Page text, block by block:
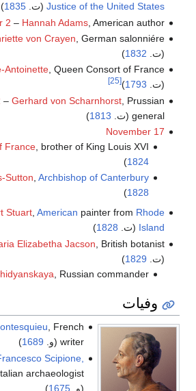
Justice of the United States (ت.1835
)
2 – Hannah Adams, American author (ت.
von Crayen , German salonniére
(ت. 1832
)
Antoinette, Queen Consort of France
(ت. 1793
)
[25]
– Gerhard von Scharnhorst, Prussian
general (ت.
1813
)
November 17
France , brother of King Louis XVI (ت.
1824
)
Sutton,Archbishop of Canterbury
1828
)
Stuart, American painter from Rhode
Island (ت. 1828
)
Elizabetha Jacson , British botanist
(ت. 1829
)
, Russian commander (ت.
وفيات
, French
writer (و.
1689
)
Scipione,
Italian archaeologist
(و. 1675
)